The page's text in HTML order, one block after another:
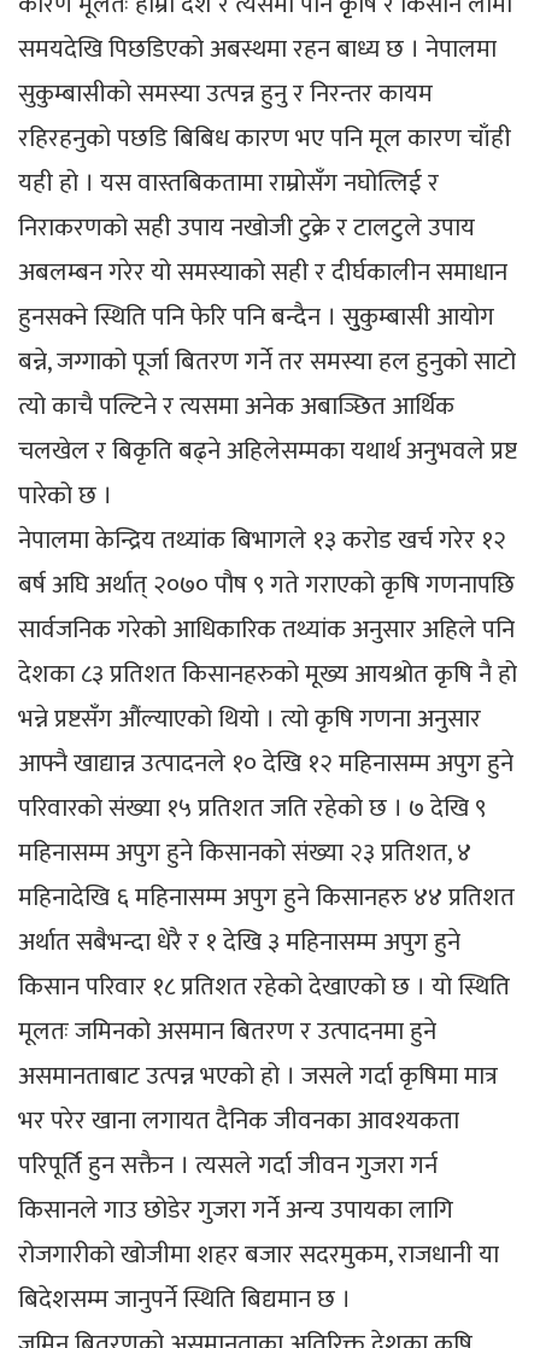
समयदेखि पिछडिएको अबस्थमा रहन बाध्य छ । नेपालमा
सुकुम्बासीको समस्या उत्पन्न हुनु र निरन्तर कायम
रहिरहनुको पछडि बिबिध कारण भए पनि मूल कारण चाँही
यही हो । यस वास्तबिकतामा राम्रोसँग नघोत्लिई र
निराकरणको सही उपाय नखोजी टुक्रे र टालटुले उपाय
अबलम्बन गरेर यो समस्याको सही र दीर्घकालीन समाधान
हुनसक्ने स्थिति पनि फेरि पनि बन्दैन । सुुकुम्बासी आयोग
बन्ने, जग्गाको पूर्जा बितरण गर्ने तर समस्या हल हुनुको साटो
त्यो काचै पल्टिने र त्यसमा अनेक अबाञ्छित आर्थिक
चलखेल र बिकृति बढ्ने अहिलेसम्मका यथार्थ अनुभवले प्रष्ट
पारेको छ ।
नेपालमा केन्द्रिय तथ्यांक बिभागले १३ करोड खर्च गरेर १२
बर्ष अघि अर्थात् २०७० पौष ९ गते गराएको कृषि गणनापछि
सार्वजनिक गरेको आधिकारिक तथ्यांक अनुसार अहिले पनि
देशका ८३ प्रतिशत किसानहरुको मूख्य आयश्रोत कृषि नै हो
भन्ने प्रष्टसँग औंल्याएको थियो । त्यो कृषि गणना अनुसार
आफ्नै खाद्यान्न उत्पादनले १० देखि १२ महिनासम्म अपुग हुने
परिवारको संख्या १५ प्रतिशत जति रहेको छ । ७ देखि ९
महिनासम्म अपुग हुने किसानको संख्या २३ प्रतिशत, ४
महिनादेखि ६ महिनासम्म अपुग हुने किसानहरु ४४ प्रतिशत
अर्थात सबैभन्दा धेरै र १ देखि ३ महिनासम्म अपुग हुने
किसान परिवार १८ प्रतिशत रहेको देखाएको छ । यो स्थिति
मूलतः जमिनको असमान बितरण र उत्पादनमा हुने
असमानताबाट उत्पन्न भएको हो । जसले गर्दा कृषिमा मात्र
भर परेर खाना लगायत दैनिक जीवनका आवश्यकता
परिपूर्ति हुन सक्तैन । त्यसले गर्दा जीवन गुजरा गर्न
किसानले गाउ छोडेर गुजरा गर्ने अन्य उपायका लागि
रोजगारीको खोजीमा शहर बजार सदरमुकम, राजधानी या
बिदेशसम्म जानुपर्ने स्थिति बिद्यमान छ ।